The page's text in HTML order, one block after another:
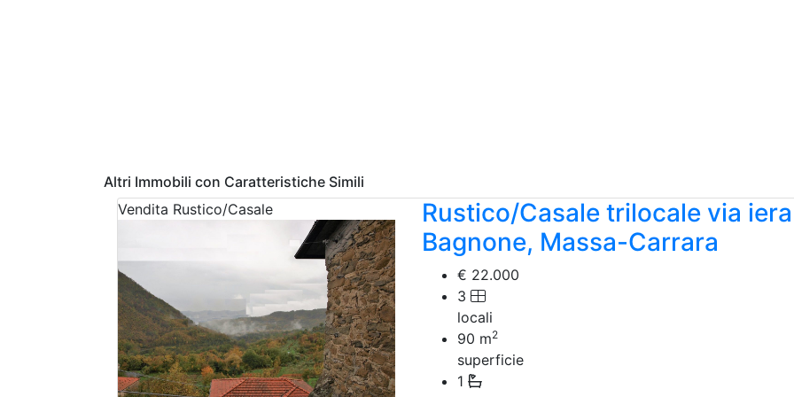
Altri Immobili con Caratteristiche Simili
Vendita Rustico/Casale
Rustico/Casale trilocale via
Bagnone, Massa-Carrara
€ 22.000
3
locali
90 m2
superficie
1